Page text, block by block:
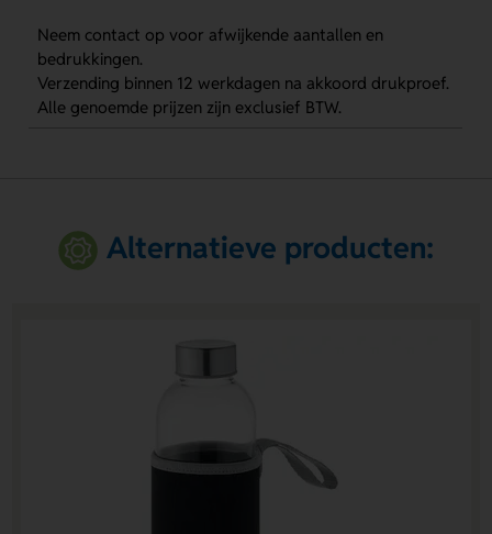
Neem contact op voor afwijkende aantallen en
bedrukkingen.
Verzending binnen 12 werkdagen na akkoord drukproef.
Alle genoemde prijzen zijn exclusief BTW.
Alternatieve producten: